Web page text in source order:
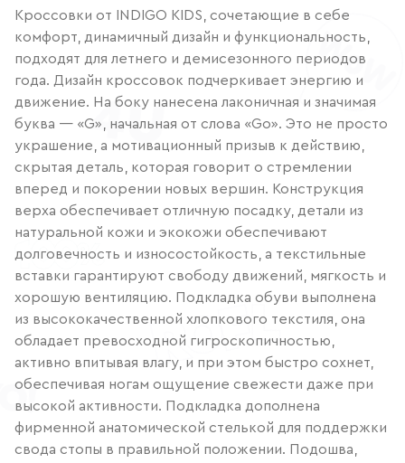
Кроссовки от INDIGO KIDS, сочетающие в себе
комфорт, динамичный дизайн и функциональность,
подходят для летнего и демисезонного периодов
года. Дизайн кроссовок подчеркивает энергию и
движение. На боку нанесена лаконичная и значимая
буква — «G», начальная от слова «Go». Это не просто
украшение, а мотивационный призыв к действию,
скрытая деталь, которая говорит о стремлении
вперед и покорении новых вершин. Конструкция
верха обеспечивает отличную посадку, детали из
натуральной кожи и экокожи обеспечивают
долговечность и износостойкость, а текстильные
вставки гарантируют свободу движений, мягкость и
хорошую вентиляцию. Подкладка обуви выполнена
из высококачественной хлопкового текстиля, она
обладает превосходной гигроскопичностью,
активно впитывая влагу, и при этом быстро сохнет,
обеспечивая ногам ощущение свежести даже при
высокой активности. Подкладка дополнена
фирменной анатомической стелькой для поддержки
свода стопы в правильной положении. Подошва,